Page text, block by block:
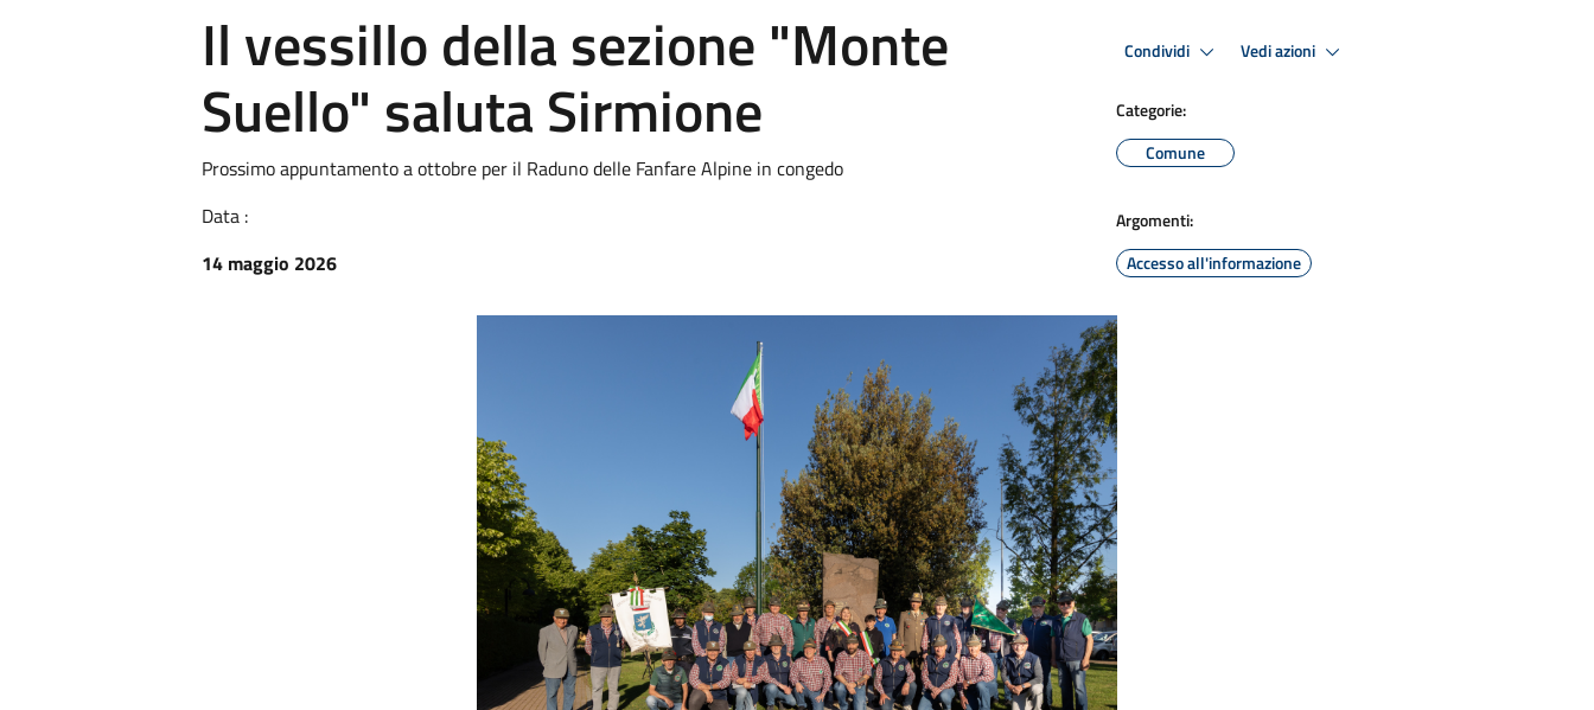
Il vessillo della sezione "Monte
Suello" saluta Sirmione
Prossimo appuntamento a ottobre per il Raduno delle Fanfare Alpine in congedo
Data :
14 maggio 2026
Condividi Vedi azioni
Categorie:
Comune
Argomenti:
Accesso all'informazione